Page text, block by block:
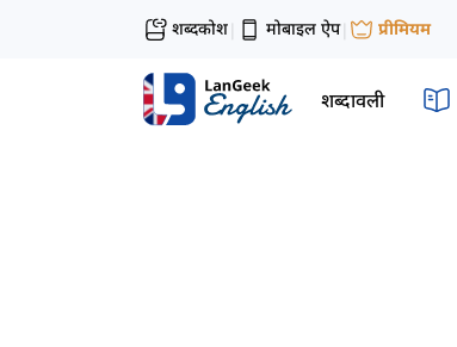
शब्दकोश| मोबाइल ऐप| प्रीमियम
शब्दावली